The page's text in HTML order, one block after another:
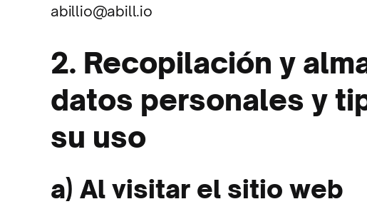
abillio@abill.io
2. Recopilación y
datos personales y
su uso
a) Al visitar el sitio web